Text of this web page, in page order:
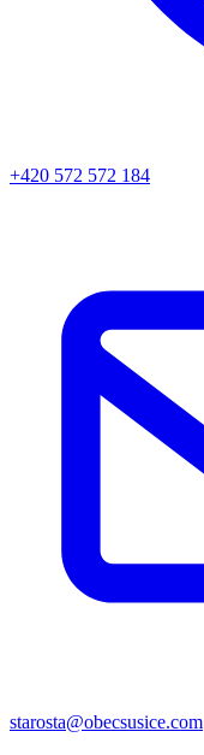
+420 572 572 184
starosta@obecsusice.com